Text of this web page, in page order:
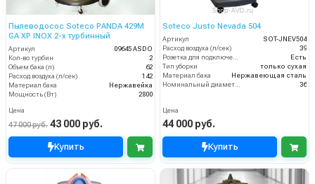
Пылеводосос Soteco PANDA 429M
GA XP INOX 2-х турбинный
Артикул
09645 ASDO
Кол-во турбин
2
Объем бака (л)
62
Расход воздуха (л/сек)
142
Материал бака
Нержавейка
Мощность (Вт)
2800
Цена
47 000 руб. 43 000 руб.
Купить
Soteco Justo Nevada 504
Артикул
SOT-JNEV504
Расход воздуха (л/сек)
39
Розетка для подключения инструмента
Есть
Тип уборки
только сухая
Материал бака
Нержавеющая сталь
Номинальный диаметр принадлежностей (мм)
36
Цена
44 000 руб.
Купить